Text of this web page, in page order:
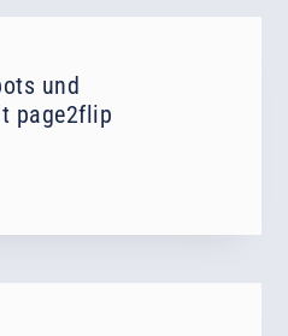
und
page2flip